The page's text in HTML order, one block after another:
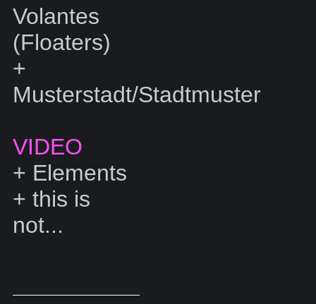
Volantes
(Floaters)
+
Musterstadt/Stadtmuster
VIDEO
+ Elements
+ this is
not...